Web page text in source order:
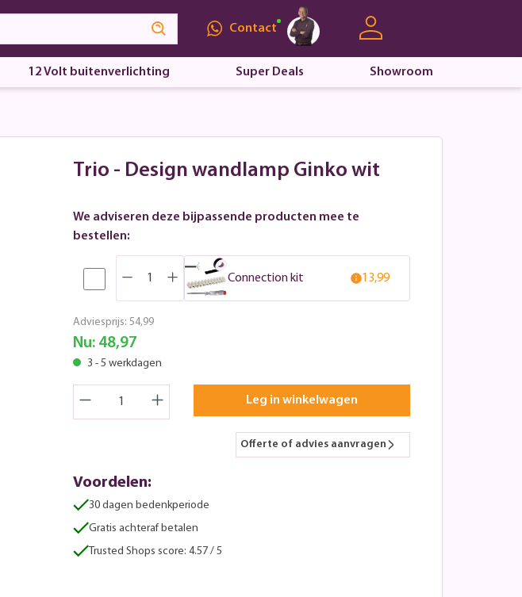
Contact
12 Volt buitenverlichting Super Deals Showroom
Trio - Design wandlamp Ginko wit
We adviseren deze bijpassende producten mee te
bestellen:
Connection kit 13,99
Adviesprijs: 54,99
Nu: 48,97
3 - 5 werkdagen
Leg in winkelwagen
Offerte of advies aanvragen
Voordelen:
30 dagen bedenkperiode
Gratis achteraf betalen
Trusted Shops score: 4.57 / 5